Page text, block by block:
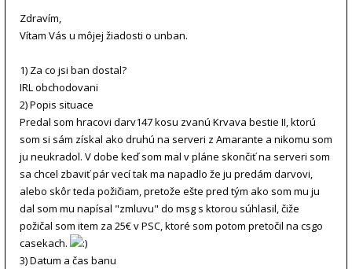
Zdravím,
Vítam Vás u môjej žiadosti o unban.
1) Za co jsi ban dostal?
IRL obchodovani
2) Popis situace
Predal som hracovi darv147 kosu zvanú Krvava bestie II, ktorú
som si sám získal ako druhú na serveri z Amarante a nikomu som
ju neukradol. V dobe keď som mal v pláne skončiť na serveri som
sa chcel zbaviť pár vecí tak ma napadlo že ju predám darvovi,
alebo skôr teda požičiam, pretože ešte pred tým ako som mu ju
dal som mu napísal "zmluvu" do msg s ktorou súhlasil, čiže
požičal som item za 25€ v PSC, ktoré som potom pretočil na csgo
casekach.
3) Datum a čas banu